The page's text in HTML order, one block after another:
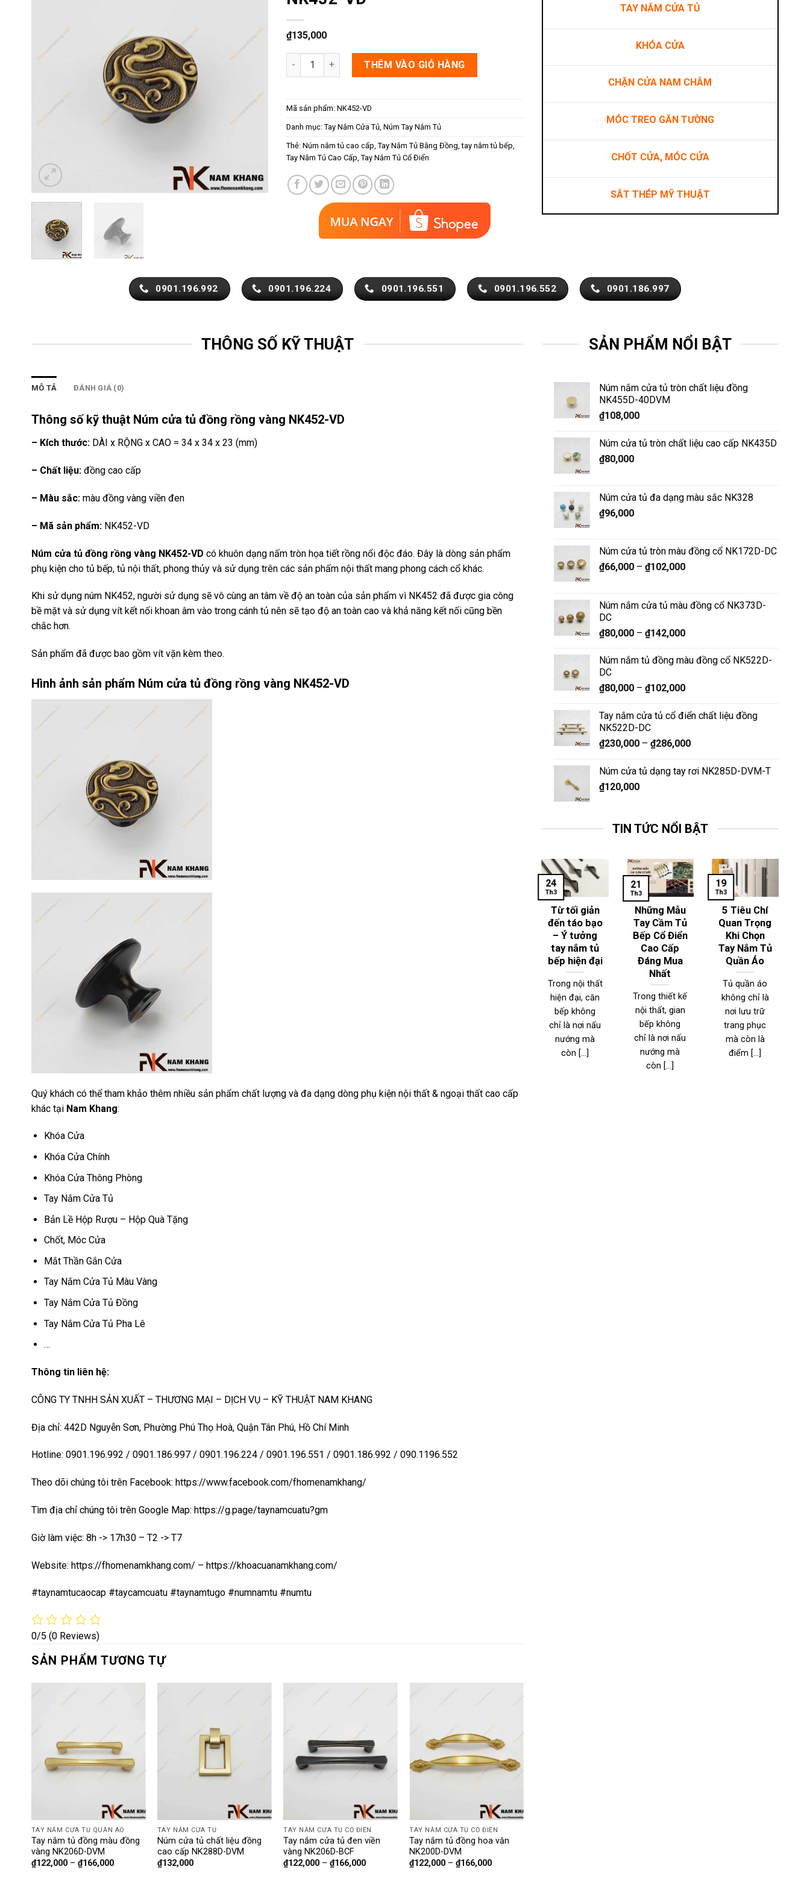
₫135,000
Núm cửa tủ đồng rồng vàng NK452-VD số lượng
THÊM VÀO GIỎ HÀNG
Mã sản phẩm:NK452-VD
Danh mục:Tay Nắm Cửa Tủ,Núm Tay Nắm Tủ
Thẻ:Núm nắm tủ cao cấp,Tay Nắm Tủ Bằng Đồng,tay nắm tủ bếp,
Tay Nắm Tủ Cao Cấp,Tay Nắm Tủ Cổ Điển
TAY NẮM CỬA TỦ
KHÓA CỬA
CHẶN CỬA NAM CHÂM
MÓC TREO GẮN TƯỜNG
CHỐT CỬA, MÓC CỬA
SẮT THÉP MỸ THUẬT
0901.196.992 0901.196.224 0901.196.551 0901.196.552 0901.186.997
THÔNG SỐ KỸ THUẬT
MÔ TẢ ĐÁNH GIÁ (0)
Thông số kỹ thuật Núm cửa tủ đồng rồng vàng NK452-VD
– Kích thước: DÀI x RỘNG x CAO = 34 x 34 x 23 (mm)
– Chất liệu: đồng cao cấp
– Màu sắc: màu đồng vàng viền đen
– Mã sản phẩm: NK452-VD
Núm cửa tủ đồng rồng vàng NK452-VD có khuôn dạng nấm tròn họa tiết rồng nổi độc đáo. Đây là dòng sản phẩm
phụ kiện cho tủ bếp, tủ nội thất, phong thủy và sử dụng trên các sản phẩm nội thất mang phong cách cổ khác.
Khi sử dụng núm NK452, người sử dụng sẽ vô cùng an tâm về độ an toàn của sản phẩm vì NK452 đã được gia công
bề mặt và sử dụng vít kết nối khoan âm vào trong cánh tủ nên sẽ tạo độ an toàn cao và khả năng kết nối cũng bền
chắc hơn.
Sản phẩm đã được bao gồm vít vặn kèm theo.
Hình ảnh sản phẩm Núm cửa tủ đồng rồng vàng NK452-VD
Quý khách có thể tham khảo thêm nhiều sản phẩm chất lượng và đa dạng dòng phụ kiện nội thất & ngoại thất cao cấp
khác tại Nam Khang:
Khóa Cửa
Khóa Cửa Chính
Khóa Cửa Thông Phòng
Tay Nắm Cửa Tủ
Bản Lề Hộp Rượu – Hộp Quà Tặng
Chốt, Móc Cửa
Mắt Thần Gắn Cửa
Tay Nắm Cửa Tủ Màu Vàng
Tay Nắm Cửa Tủ Đồng
Tay Nắm Cửa Tủ Pha Lê
…
Thông tin liên hệ:
CÔNG TY TNHH SẢN XUẤT – THƯƠNG MẠI – DỊCH VỤ – KỸ THUẬT NAM KHANG
Địa chỉ: 442D Nguyễn Sơn, Phường Phú Thọ Hoà, Quận Tân Phú, Hồ Chí Minh
Hotline: 0901.196.992 / 0901.186.997 / 0901.196.224 / 0901.196.551 / 0901.186.992 / 090.1196.552
Theo dõi chúng tôi trên Facebook: https://www.facebook.com/fhomenamkhang/
Tìm địa chỉ chúng tôi trên Google Map: https://g.page/taynamcuatu?gm
Giờ làm việc: 8h -> 17h30 – T2 -> T7
Website: https://fhomenamkhang.com/ – https://khoacuanamkhang.com/
#taynamtucaocap #taycamcuatu #taynamtugo #numnamtu #numtu
0/5 (0 Reviews)
SẢN PHẨM TƯƠNG TỰ
TAY NẮM CỬA TỦ QUẦN ÁO
Tay nắm tủ đồng màu đồng
vàng NK206D-DVM
₫122,000– ₫166,000
TAY NẮM CỬA TỦ
Núm cửa tủ chất liệu đồng
cao cấp NK288D-DVM
₫132,000
TAY NẮM CỬA TỦ CỔ ĐIỂN
Tay nắm cửa tủ đen viền
vàng NK206D-BCF
₫122,000 –₫166,000
TAY NẮM CỬA TỦ CỔ ĐIỂN
Tay nắm tủ đồng hoa văn
NK200D-DVM
₫122,000 –₫166,000
SẢN PHẨM NỔI BẬT
Núm nắm cửa tủ tròn chất liệu đồng
NK455D-40DVM
₫108,000
Núm cửa tủ tròn chất liệu cao cấp NK435D
₫80,000
Núm cửa tủ đa dạng màu sắc NK328
₫96,000
Núm cửa tủ tròn màu đồng cổ NK172D-DC
₫66,000 –₫102,000
Núm nắm cửa tủ màu đồng cổ NK373D-
DC
₫80,000 –₫142,000
Núm nắm tủ đồng màu đồng cổ NK522D-
DC
₫80,000 –₫102,000
Tay nắm cửa tủ cổ điển chất liệu đồng
NK522D-DC
₫230,000 –₫286,000
Núm cửa tủ dạng tay rơi NK285D-DVM-T
₫120,000
TIN TỨC NỔI BẬT
Từ tối giản
đến táo bạo
– Ý tưởng
tay nắm tủ
bếp hiện đại
Trong nội thất
hiện đại, căn
bếp không
chỉ là nơi nấu
nướng mà
còn [...]
24
Th3
Những Mẫu
Tay Cầm Tủ
Bếp Cổ Điển
Cao Cấp
Đáng Mua
Nhất
Trong thiết kế
nội thất, gian
bếp không
chỉ là nơi nấu
nướng mà
còn [...]
21
Th3
5 Tiêu Chí
Quan Trọng
Khi Chọn
Tay Nắm Tủ
Quần Áo
Tủ quần áo
không chỉ là
nơi lưu trữ
trang phục
mà còn là
điểm [...]
19
Th3
17
Th3